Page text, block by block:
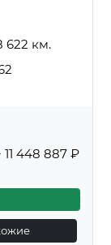
622 км.
11 448 887 ₽